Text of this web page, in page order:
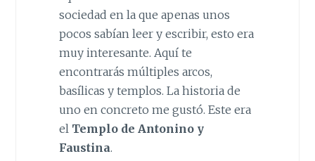
sociedad en la que apenas unos
pocos sabían leer y escribir, esto era
muy interesante. Aquí te
encontrarás múltiples arcos,
basílicas y templos. La historia de
uno en concreto me gustó. Este era
el Templo de Antonino y
Faustina.